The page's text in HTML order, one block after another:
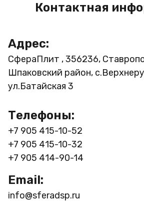
Контактная
Адрес:
СфераПлит , 356236,
Шпаковский район,
ул.Батайская 3
Телефоны:
+7 905 415-10-52
+7 905 415-10-32
+7 905 414-90-14
Email:
info@sferadsp.ru